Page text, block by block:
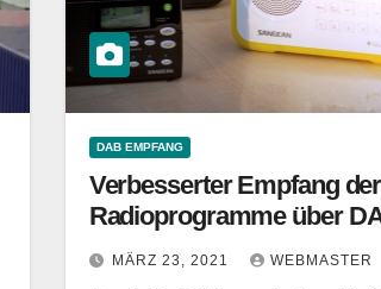
DAB EMPFANG
Verbesserter Empfang
Radioprogramme über
MÄRZ 23, 2021 WEBMASTER